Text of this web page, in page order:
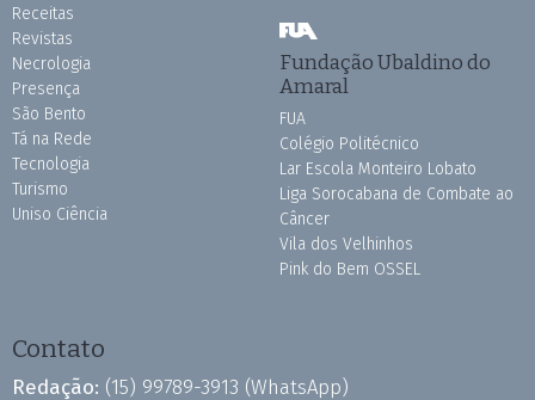
Receitas
Revistas
Necrologia
Presença
São Bento
Tá na Rede
Tecnologia
Turismo
Uniso Ciência
Fundação Ubaldino do
Amaral
FUA
Colégio Politécnico
Lar Escola Monteiro Lobato
Liga Sorocabana de Combate ao
Câncer
Vila dos Velhinhos
Pink do Bem OSSEL
Contato
Redação: (15) 99789-3913 (WhatsApp)